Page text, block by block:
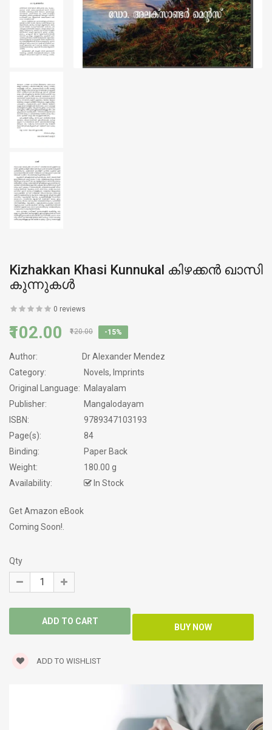
Kizhakkan Khasi Kunnukal കിഴക്കന്‍ ഖാസി
കുന്നുകള്‍
0 reviews
₹102.00 ₹120.00 -15%
Author:
Dr Alexander Mendez
Category:
Novels, Imprints
Original Language: Malayalam
Publisher:
Mangalodayam
ISBN:
9789347103193
Page(s):
84
Binding:
Paper Back
Weight:
180.00 g
Availability:
In Stock
Get Amazon eBook
Coming Soon!.
Qty
ADD TO WISHLIST